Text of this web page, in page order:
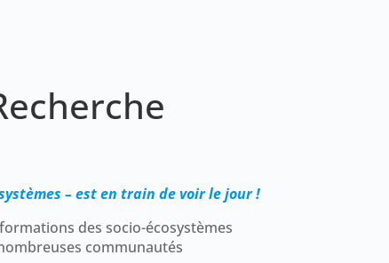
– est en train de voir le jour !
des socio-écosystèmes
communautés